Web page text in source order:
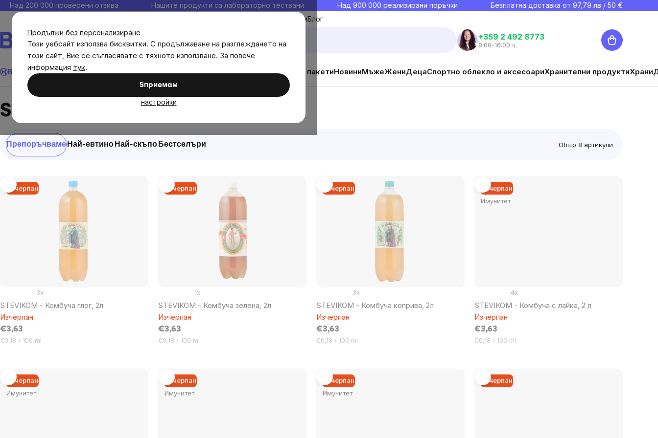
Продължи без персонализиране
Този уебсайт използва бисквитки. С продължаване на разглеждането на
този сайт, Вие се съгласявате с тяхното използване. За повече
информация тук.
Sпpиeмaм
настройки
Прескочи
към
съдържанието
Над 200 000 проверени отзива Нашите продукти са лабораторно тествани Над 900 000 реализирани поръчки Безплатна доставка от 97,79 лв / 50 €
Моите любимиБлог
+359 2 492 8773
8:00-16:00 ч.
Количка
Brainmax Имунитет Акции💪 WomenPowerЦелиДиетични добавкиИзгодни пакетиНовиниМъжеЖениДецаСпортно облекло и аксесоариХранителни продуктиХрани
Stevikom
Сортиране
на
Препоръчваме Най-евтино Най-скъпо Бестселъри Общо 8 артикули
ListИзчерпан
STEVIKOM - Комбуча глог, 2л
3x
Изчерпан
€3,63
Цена
€0,18 / 100 ml
Изчерпан
STEVIKOM - Комбуча зелена, 2л
1x
Изчерпан
€3,63
Цена
€0,18 / 100 ml
Изчерпан
STEVIKOM - Комбуча коприва, 2л
3x
Изчерпан
€3,63
Цена
€0,18 / 100 ml
Имунитет
Изчерпан
STEVIKOM - Комбуча с лайка, 2 л
4x
Изчерпан
€3,63
Цена
€0,18 / 100 ml
Имунитет
Изчерпан
Имунитет
Изчерпан
Имунитет
Изчерпан Изчерпан